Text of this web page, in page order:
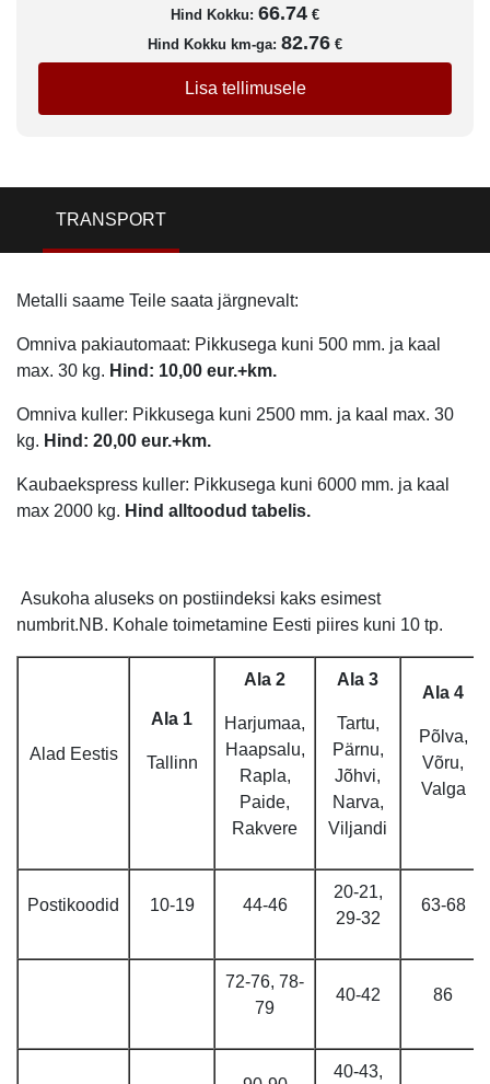
Hind Kokku: 66.74 €
Hind Kokku km-ga: 82.76 €
Lisa tellimusele
TRANSPORT
Metalli saame Teile saata järgnevalt:
Omniva pakiautomaat: Pikkusega kuni 500 mm. ja kaal
max. 30 kg. Hind: 10,00 eur.+km.
Omniva kuller: Pikkusega kuni 2500 mm. ja kaal max. 30
kg. Hind: 20,00 eur.+km.
Kaubaekspress kuller: Pikkusega kuni 6000 mm. ja kaal
max 2000 kg. Hind alltoodud tabelis.
Asukoha aluseks on postiindeksi kaks esimest
numbrit.NB. Kohale toimetamine Eesti piires kuni 10 tp.
Alad Eestis
Ala 1
Tallinn
Ala 2
Harjumaa,
Haapsalu,
Rapla,
Paide,
Rakvere
Ala 3
Tartu,
Pärnu,
Jõhvi,
Narva,
Viljandi
Ala 4
Põlva,
Võru,
Valga
Postikoodid 10-19 44-46
20-21,
29-32
63-68
72-76, 78-
79
40-42 86
40-43,